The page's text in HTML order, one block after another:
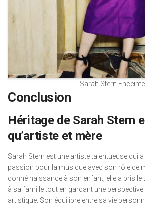
Sarah Stern Enceinte
Conclusion
Héritage de Sarah Stern
qu’artiste et mère
Sarah Stern est une artiste talentueuse qui
passion pour la musique avec son rôle de
donné naissance à son enfant, elle a pris
à sa famille tout en gardant une
artistique. Son équilibre entre sa vie